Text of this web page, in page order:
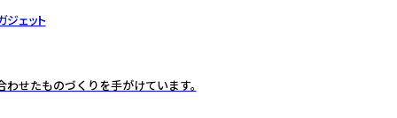
ジェット
わせたものづくりを手がけています。